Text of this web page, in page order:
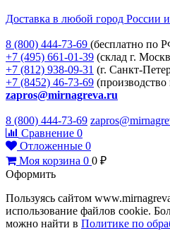
Доставка в любой город России
8 (800) 444-73-69 (бесплатно по
+7 (495) 661-01-39 (склад г.
+7 (812) 938-09-31 (г. Санкт-
+7 (8452) 46-73-69 (производство
zapros@mirnagreva.ru
8 (800) 444-73-69
Сравнение 0
Отложенные 0
Моя корзина 0 0 ₽
Оформить
Пользуясь сайтом
использование файлов cookie.
можно найти в Политике по